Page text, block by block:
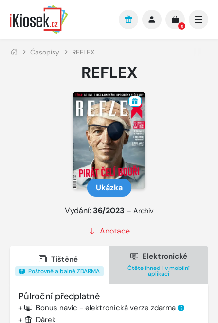
Přejít na hlavní obsah
0
Časopisy REFLEX
REFLEX
Ukázka
Vydání: 36/2023 – Archiv
Anotace
Tištěné
Poštovné a balné ZDARMA
Elektronické
Čtěte ihned i v mobilní
aplikaci
Půlroční předplatné
+ Bonus navíc - elektronická verze zdarma ?
+ Dárek